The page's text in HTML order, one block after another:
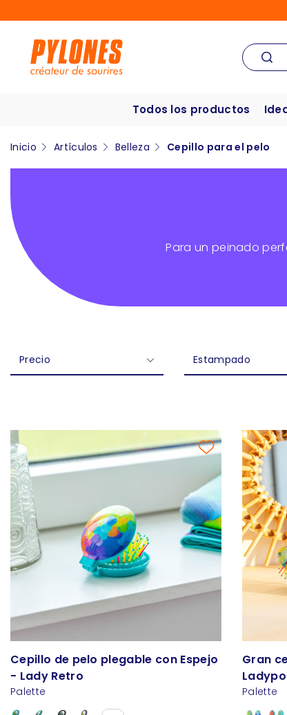
Todos los productos
Inicio Artículos Belleza Cepillo para el pelo
Para un peinado
Precio Estampado
Cepillo de pelo plegable con Espejo
- Lady Retro
Palette
Gran
Palette